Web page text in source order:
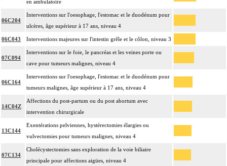
en ambulatoire
06C204
Interventions sur l'oesophage, l'estomac et le duodénum pour
ulcères, âge supérieur à 17 ans, niveau 4
06C043 Interventions majeures sur l'intestin grêle et le côlon, niveau 3
07C094
Interventions sur le foie, le pancréas et les veines porte ou
cave pour tumeurs malignes, niveau 4
06C164
Interventions sur l'oesophage, l'estomac et le duodénum pour
tumeurs malignes, âge supérieur à 17 ans, niveau 4
14C04Z
Affections du post-partum ou du post abortum avec
intervention chirurgicale
13C144
Exentérations pelviennes, hystérectomies élargies ou
vulvectomies pour tumeurs malignes, niveau 4
07C134
Cholécystectomies sans exploration de la voie biliaire
principale pour affections aigües, niveau 4